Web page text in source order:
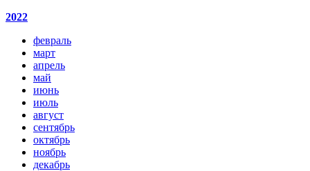
2022
февраль
март
апрель
май
июнь
июль
август
сентябрь
октябрь
ноябрь
декабрь